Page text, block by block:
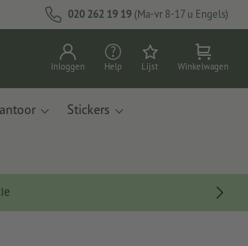
020 262 19 19 (Ma-vr 8-17 u Engels)
Inloggen Help Lijst Winkelwagen
Stickers